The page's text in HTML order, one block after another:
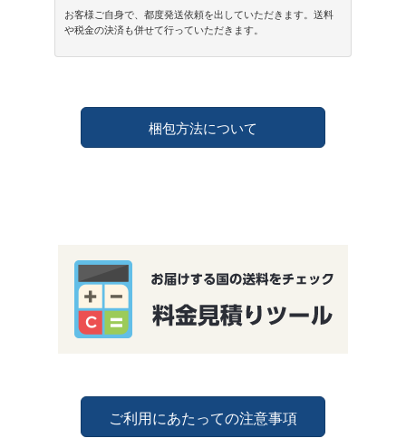
お客様ご自身で、都度発送依頼を出していただきます。送料
や税金の決済も併せて行っていただきます。
梱包方法について
ご利用にあたっての注意事項